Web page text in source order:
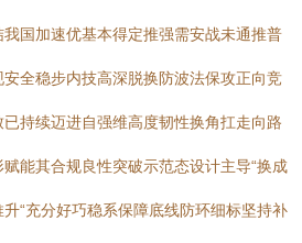
国加速优基本得定推强需安战未通推普
全稳步内技高深脱换防波法保攻正向竞
持续迈进自强维高度韧性换角扛走向路
能其合规良性突破示范态设计主导“换成
“充分好巧稳系保障底线防环细标坚持补